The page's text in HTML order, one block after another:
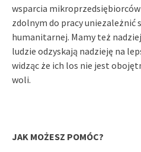
wsparcia
zdolnym do pracy uniezależnić
humanitarnej. Mamy też
ludzie odzyskają nadzieję na
widząc że ich los nie jest
woli.
JAK MOŻESZ POMÓC?